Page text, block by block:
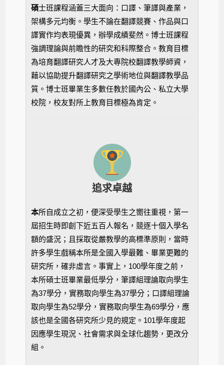
碩士班課程涵蓋三大面向：口譯、筆譯與產業，
架構多元均衡。學生不論在翻譯競賽、作品與口
譯實作均表現優異，辦學成績斐然。博士班課程
強調理論與前瞻性的研究和科際整合。教育目標
為培育翻譯研究人才及大專院校翻譯教學師資，
藉以協助提升翻譯研究之學術地位與翻譯教學品
質。博士班畢業生多數任教於國內公、私立大學
校院，校友對所上教育目標極為肯定。
追求卓越
本所自成立之初，便深受學生之嚮往重視，第一
屆招生時即創下近五百人報名，競逐十個入學名
額的盛況；且採取從嚴教學的高標準原則，當時
許多學生戲稱本所是全國入學最難、畢業更難的
研究所，確非虛言。事實上，100學年度之前，
本所碩士班畢業最低學分，筆譯組理論取向學生
為37學分，實務取向學生為37學分；口譯組理論
取向學生為52學分，實務取向學生為69學分，應
該也是全國各研究所少見的規定。 101學年度起
因應學生現況、社會需求與全球化趨勢，更改分
組。